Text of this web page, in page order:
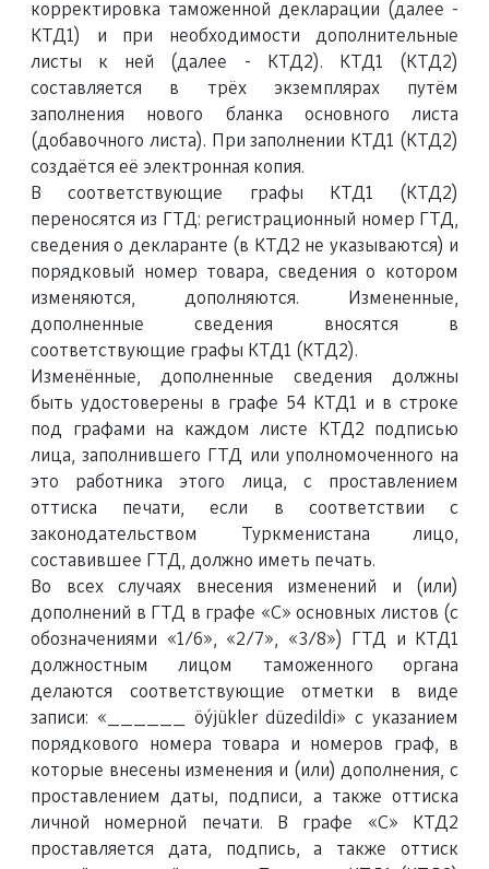
корректировка таможенной декларации (далее -
КТД1) и при необходимости дополнительные
листы к ней (далее - КТД2). КТД1 (КТД2)
составляется в трёх экземплярах путём
заполнения нового бланка основного листа
(добавочного листа). При заполнении КТД1 (КТД2)
создаётся её электронная копия.
В соответствующие графы КТД1 (КТД2)
переносятся из ГТД: регистрационный номер ГТД,
сведения о декларанте (в КТД2 не указываются) и
порядковый номер товара, сведения о котором
изменяются, дополняются. Измененные,
дополненные сведения вносятся в
соответствующие графы КТД1 (КТД2).
Изменённые, дополненные сведения должны
быть удостоверены в графе 54 КТД1 и в строке
под графами на каждом листе КТД2 подписью
лица, заполнившего ГТД или уполномоченного на
это работника этого лица, с проставлением
оттиска печати, если в соответствии с
законодательством Туркменистана лицо,
составившее ГТД, должно иметь печать.
Во всех случаях внесения изменений и (или)
дополнений в ГТД в графе «С» основных листов (с
обозначениями «1/6», «2/7», «3/8») ГТД и КТД1
должностным лицом таможенного органа
делаются соответствующие отметки в виде
записи: «______ öýjükler düzedildi» с указанием
порядкового номера товара и номеров граф, в
которые внесены изменения и (или) дополнения, с
проставлением даты, подписи, а также оттиска
личной номерной печати. В графе «С» КТД2
проставляется дата, подпись, а также оттиск